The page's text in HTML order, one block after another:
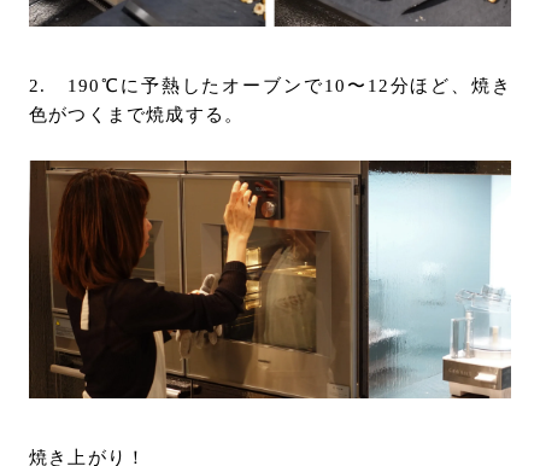
2. 190℃に予熱したオーブンで10〜12分ほど、焼き
色がつくまで焼成する。
焼き上がり！